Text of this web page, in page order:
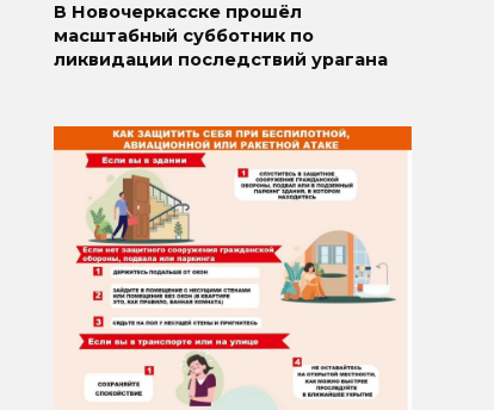
В Новочеркасске прошёл
масштабный субботник по
ликвидации последствий урагана